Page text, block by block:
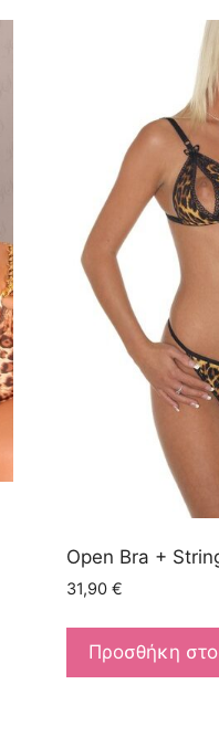
Open Bra +
31,90 €
Προσθήκη